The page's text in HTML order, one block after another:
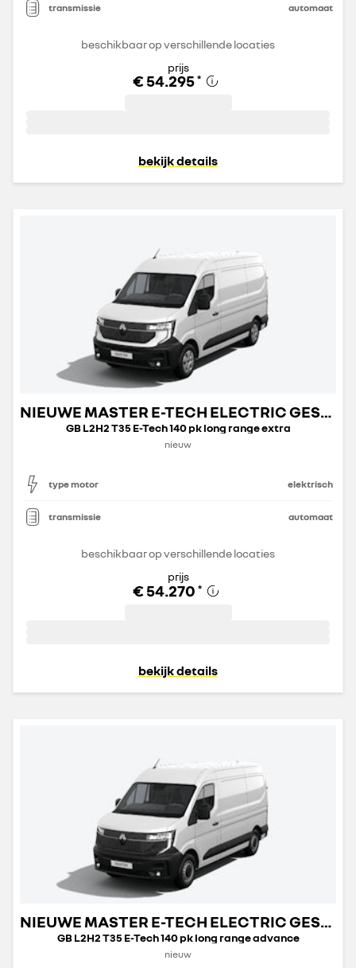
transmissie automaat
beschikbaar op verschillende locaties
prijs
€ 54.295 *
bekijk details
NIEUWE MASTER E-TECH ELECTRIC GESLOTEN TRANSPORT
GB L2H2 T35 E-Tech 140 pk long range extra
nieuw
type motor elektrisch
transmissie automaat
beschikbaar op verschillende locaties
prijs
€ 54.270 *
bekijk details
NIEUWE MASTER E-TECH ELECTRIC GESLOTEN TRANSPORT
GB L2H2 T35 E-Tech 140 pk long range advance
nieuw